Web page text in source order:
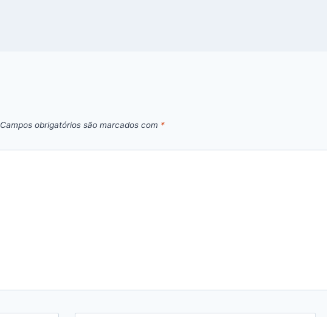
Campos obrigatórios são marcados com *